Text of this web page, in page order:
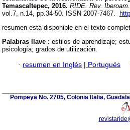
Temascaltepec, 2016. RIDE. Rev.
vol.7, n.14, pp.34-50. ISSN 2007-7467.
resumen está disponible en el texto
Palabras llave : estilos de aprendizaje;
psicología; grados de utilización.
· resumen en Inglés | Portugués
Pompeya No. 2705, Colonia Italia,